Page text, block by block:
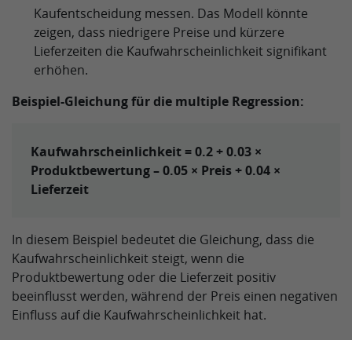
Kaufentscheidung messen. Das Modell könnte
zeigen, dass niedrigere Preise und kürzere
Lieferzeiten die Kaufwahrscheinlichkeit signifikant
erhöhen.
Beispiel-Gleichung für die multiple Regression:
Kaufwahrscheinlichkeit = 0.2 + 0.03 ×
Produktbewertung – 0.05 × Preis + 0.04 ×
Lieferzeit
In diesem Beispiel bedeutet die Gleichung, dass die
Kaufwahrscheinlichkeit steigt, wenn die
Produktbewertung oder die Lieferzeit positiv
beeinflusst werden, während der Preis einen negativen
Einfluss auf die Kaufwahrscheinlichkeit hat.